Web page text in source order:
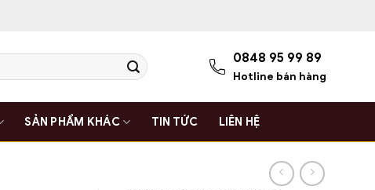
0848 95 99 89
Hotline bán hàng
SẢN PHẨM KHÁC TIN TỨC LIÊN HỆ